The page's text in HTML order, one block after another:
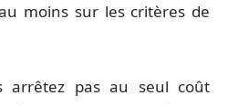
moins sur les critères de
arrêtez pas au seul coût